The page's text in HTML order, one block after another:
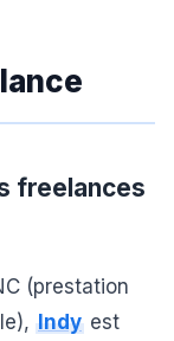
freelances
(prestation
Indy est